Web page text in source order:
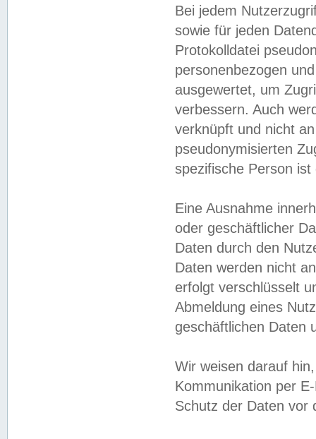
Bei jedem
sowie für jeden
Protokolldatei
personenbezogen
ausgewertet, um
verbessern. Auch
verknüpft und nicht
pseudonymisierten
spezifische Person
Eine Ausnahme
oder geschäftlicher
Daten durch den
Daten werden nicht
erfolgt verschlüsselt
Abmeldung eines
geschäftlichen Daten
Wir weisen darauf
Kommunikation per
Schutz der Daten vor